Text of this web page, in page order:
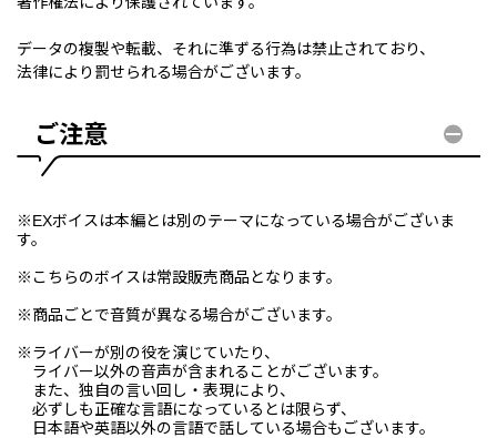
データの複製や転載、それに準ずる行為は禁止されており、
法律により罰せられる場合がございます。
ご注意
※EXボイスは本編とは別のテーマになっている場合がございま
す。
※こちらのボイスは常設販売商品となります。
※商品ごとで音質が異なる場合がございます。
※ライバーが別の役を演じていたり、
ライバー以外の音声が含まれることがございます。
また、独自の言い回し・表現により、
必ずしも正確な言語になっているとは限らず、
日本語や英語以外の言語で話している場合もございます。